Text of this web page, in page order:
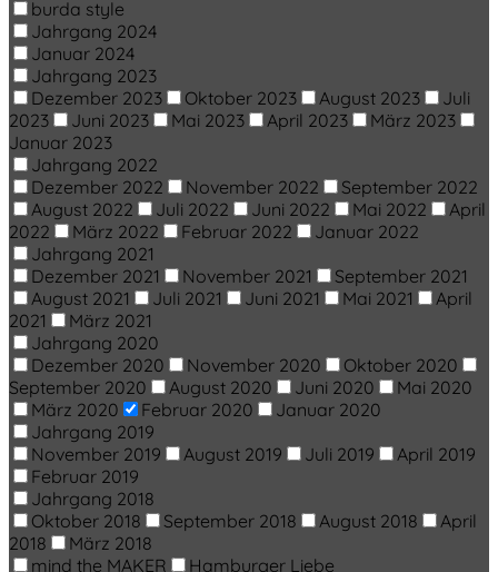
burda style
Jahrgang 2024
Januar 2024
Jahrgang 2023
Dezember 2023
Oktober 2023 August 2023
Juli
2023
Juni 2023 Mai 2023 April 2023
März 2023
Januar 2023
Jahrgang 2022
Dezember 2022
November 2022
September 2022
August 2022
Juli 2022 Juni 2022 Mai 2022
April
2022
März 2022 Februar 2022
Januar 2022
Jahrgang 2021
Dezember 2021
November 2021
September 2021
August 2021
Juli 2021 Juni 2021 Mai 2021
April
2021
März 2021
Jahrgang 2020
Dezember 2020
November 2020
Oktober 2020
September 2020
August 2020 Juni 2020
Mai 2020
März 2020
Februar 2020
Januar 2020
Jahrgang 2019
November 2019
August 2019 Juli 2019
April 2019
Februar 2019
Jahrgang 2018
Oktober 2018
September 2018 August 2018
April
2018
März 2018
mind the MAKER
Hamburger Liebe